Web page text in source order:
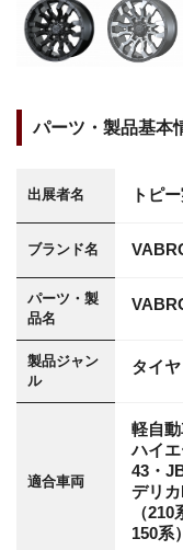
パーツ・製品基本
出展者名 トピ
ブランド名
パーツ・製
品名
製品ジャン
ル
タイ
適合車両
軽自
ハイ
43・
デリ
（
150系